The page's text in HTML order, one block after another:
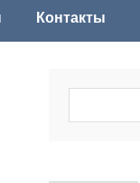
Контакты